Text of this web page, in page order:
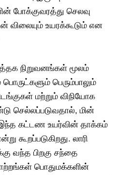
போக்குவரத்து செலவு
விலையும் உயரக்கூடும் என
நிறுவனங்கள் மூலம்
பெரும்பாலும்
மற்றும் விநியோக
செல்லப்படுவதால், மின்
கட்டண உயர்வின் தாக்கம்
கூறப்படுகிறது. லாரி
வந்த பிறகு சந்தை
பொதுமக்களின்